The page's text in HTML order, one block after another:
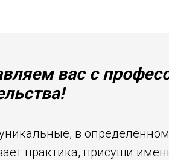
вас с
в
практика, присущи